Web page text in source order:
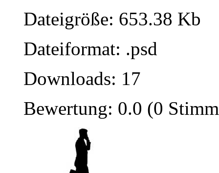
Dateigröße: 653.38 Kb
Dateiformat: .psd
Downloads: 17
Bewertung: 0.0 (0